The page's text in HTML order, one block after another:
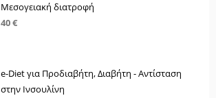
Μεσογειακή διατροφή
40 €
e-Diet για Προδιαβήτη, Διαβήτη - Αντίσταση
στην Ινσουλίνη